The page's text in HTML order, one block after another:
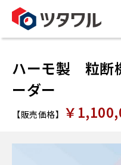
ハーモ製 粒断
ーダー
【販売価格】 ￥